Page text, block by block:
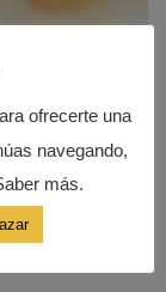
ofrecerte una
navegando,
más.